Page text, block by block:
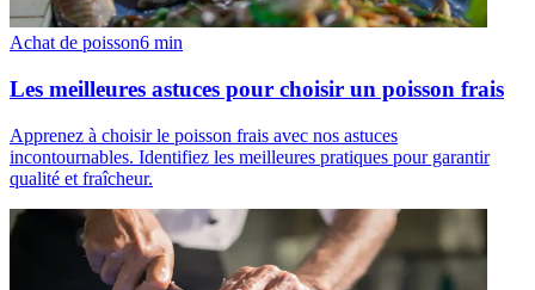
Achat de poisson6 min
Les meilleures astuces pour choisir un poisson frais
Apprenez à choisir le poisson frais avec nos astuces
incontournables. Identifiez les meilleures pratiques pour garantir
qualité et fraîcheur.